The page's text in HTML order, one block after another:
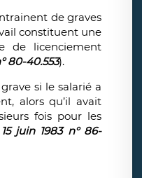
de graves
constituent une
de licenciement
80-40.553).
si le salarié a
alors qu’il avait
fois pour les
juin 1983 n° 86-